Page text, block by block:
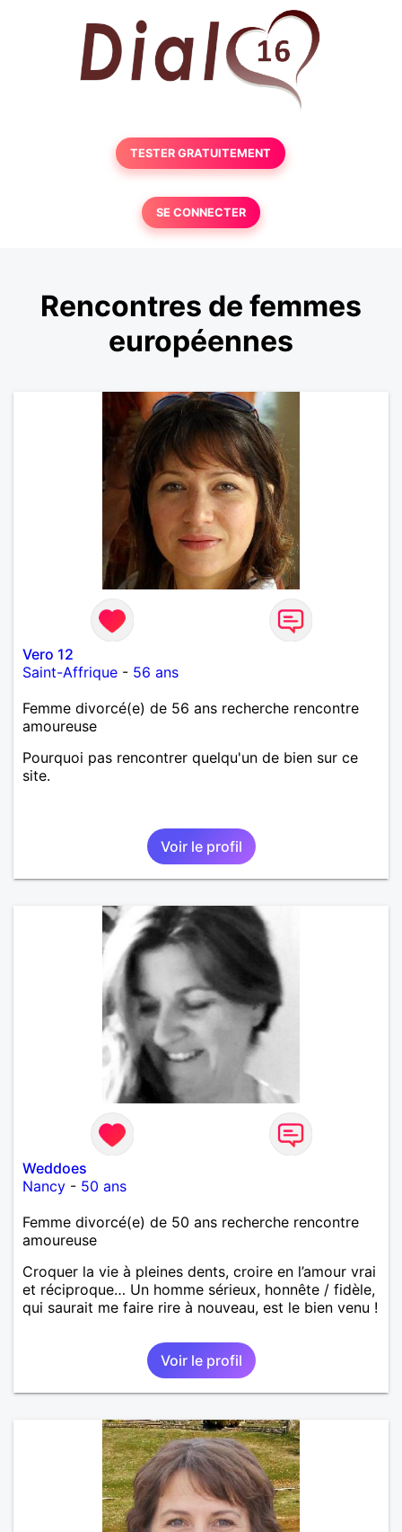
TESTER GRATUITEMENT
SE CONNECTER
Rencontres de femmes
européennes
Vero 12
Saint-Affrique - 56 ans
Femme divorcé(e) de 56 ans recherche rencontre
amoureuse
Pourquoi pas rencontrer quelqu'un de bien sur ce
site.
Voir le profil
Weddoes
Nancy - 50 ans
Femme divorcé(e) de 50 ans recherche rencontre
amoureuse
Croquer la vie à pleines dents, croire en l’amour vrai
et réciproque… Un homme sérieux, honnête / fidèle,
qui saurait me faire rire à nouveau, est le bien venu !
Voir le profil